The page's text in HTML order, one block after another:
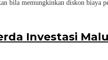
bila memungkinkan diskon biaya
Investasi